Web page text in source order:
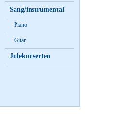
Sang/instrumental
Piano
Gitar
Julekonserten